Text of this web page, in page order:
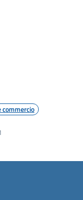
commercio